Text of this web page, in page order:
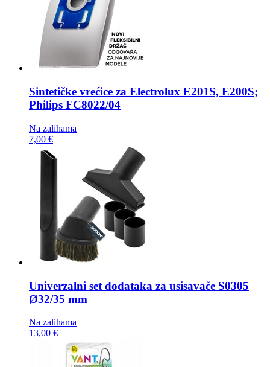
Sintetičke vrećice za Electrolux E201S, E200S;
Philips FC8022/04
Na zalihama
7,00 €
Univerzalni set dodataka za usisavače S0305
Ø32/35 mm
Na zalihama
13,00 €